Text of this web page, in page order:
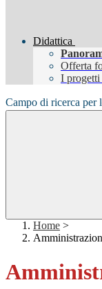
Didattica
Offerta
I progetti
Campo di ricerca per
Home >